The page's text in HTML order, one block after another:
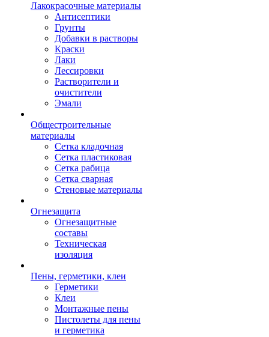
Лакокрасочные материалы
Антисептики
Грунты
Добавки в растворы
Краски
Лаки
Лессировки
Растворители и
очистители
Эмали
Общестроительные
материалы
Сетка кладочная
Сетка пластиковая
Сетка рабица
Сетка сварная
Стеновые материалы
Огнезащита
Огнезащитные
составы
Техническая
изоляция
Пены, герметики, клеи
Герметики
Клеи
Монтажные пены
Пистолеты для пены
и герметика